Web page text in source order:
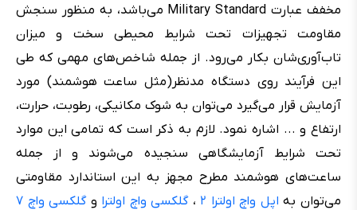
مخفف عبارت Military Standard می‌باشد، به منظور سنجش
مقاومت تجهیزات تحت شرایط محیطی سخت و میزان
تاب‌‌آوری‌شان بکار می‌رود. از جمله شاخص‌های مهمی که طی
این فرآیند روی دستگاه مدنظر(مثل ساعت هوشمند) مورد
آزمایش قرار می‌گیرد می‌توان به شوک مکانیکی، رطوبت، حرارت،
ارتفاع و ... اشاره نمود. لازم به ذکر است که تمامی این موارد
تحت شرایط آزمایشگاهی سنجیده می‌شوند و از جمله
ساعت‌های هوشمند مطرح مجهز به این استاندارد مقاومتی
می‌توان به اپل واچ اولترا ۲ ،گلکسی واچ اولترا وگلکسی واچ ۷